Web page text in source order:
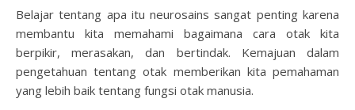
Belajar tentang apa itu neurosains sangat penting karena
membantu kita memahami bagaimana cara otak kita
berpikir, merasakan, dan bertindak. Kemajuan dalam
pengetahuan tentang otak memberikan kita pemahaman
yang lebih baik tentang fungsi otak manusia.